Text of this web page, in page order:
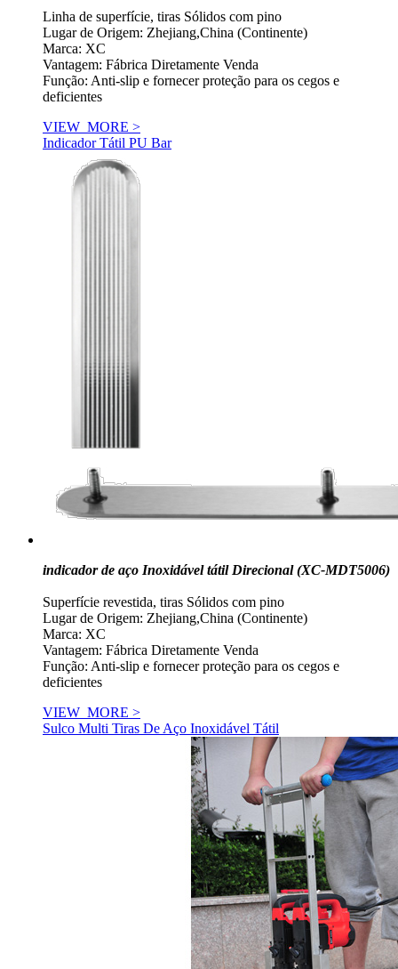
Linha de superfície, tiras Sólidos com pino
Lugar de Origem: Zhejiang,China (Continente)
Marca: XC
Vantagem: Fábrica Diretamente Venda
Função: Anti-slip e fornecer proteção para os cegos e
deficientes
VIEW_MORE >
Indicador Tátil PU Bar
indicador de aço Inoxidável tátil Direcional (XC-MDT5006)
Superfície revestida, tiras Sólidos com pino
Lugar de Origem: Zhejiang,China (Continente)
Marca: XC
Vantagem: Fábrica Diretamente Venda
Função: Anti-slip e fornecer proteção para os cegos e
deficientes
VIEW_MORE >
Sulco Multi Tiras De Aço Inoxidável Tátil